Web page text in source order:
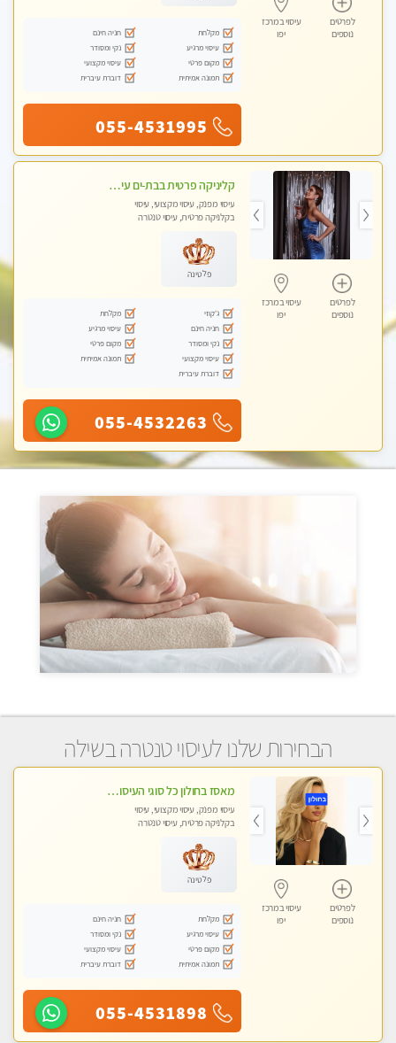
לפרטים
נוספים
עיסוי במרכז
יפו
מקלחת
חניה חינם
עיסוי מרגיע
נקי ומסודר
מקום פרטי
עיסוי מקצועי
תמונה אמיתית
דוברת עיברית
055-4531995
לפרטים
נוספים
עיסוי במרכז
יפו
קליניקה פרטית בבת-ים עיסוי קסום איכותי ומרגיע מידי זהב עיסוי שבדי קלאסי ורפלקסולוגיה שרות מקצועי
עיסוי מפנק, עיסוי מקצועי, עיסוי
בקלניקה פרטית, עיסוי טנטרה
פלטינה
ג'קוזי
מקלחת
חניה חינם
עיסוי מרגיע
נקי ומסודר
מקום פרטי
עיסוי מקצועי
תמונה אמיתית
דוברת עיברית
055-4532263
הבחירות שלנו לעיסוי טנטרה בשילה
לפרטים
נוספים
עיסוי במרכז
יפו
מאסז בחולון כל סוגי העיסויים מעסה מקצועית ואיכותית פרטי!!!
עיסוי מפנק, עיסוי מקצועי, עיסוי
בקלניקה פרטית, עיסוי טנטרה
פלטינה
מקלחת
חניה חינם
עיסוי מרגיע
נקי ומסודר
מקום פרטי
עיסוי מקצועי
תמונה אמיתית
דוברת עיברית
055-4531898